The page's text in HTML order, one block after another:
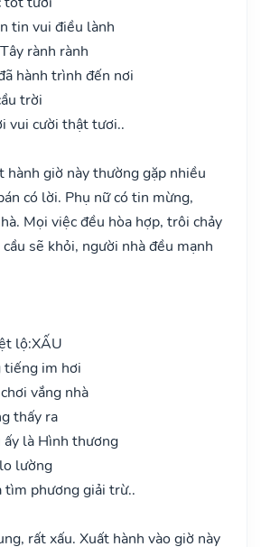
tin vui điều lành
rành rành
hành trình đến nơi
trời
vui cười thật tươi..
hành giờ này thường gặp nhiều
có lời. Phụ nữ có tin mừng,
Mọi việc đều hòa hợp, trôi chảy
sẽ khỏi, người nhà đều mạnh
lộ:XẤU
tiếng im hơi
vắng nhà
thấy ra
ấy là Hình thương
lường
phương giải trừ..
rất xấu. Xuất hành vào giờ này